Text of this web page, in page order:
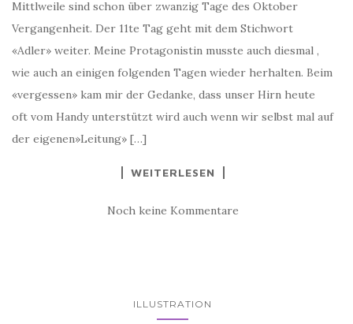
Mittlweile sind schon über zwanzig Tage des Oktober
Vergangenheit. Der 11te Tag geht mit dem Stichwort
«Adler» weiter. Meine Protagonistin musste auch diesmal ,
wie auch an einigen folgenden Tagen wieder herhalten. Beim
«vergessen» kam mir der Gedanke, dass unser Hirn heute
oft vom Handy unterstützt wird auch wenn wir selbst mal auf
der eigenen»Leitung» […]
WEITERLESEN
Noch keine Kommentare
ILLUSTRATION